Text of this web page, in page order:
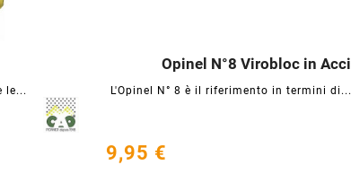
le...
Opinel N°8 Virobloc in
L'Opinel N° 8 è il riferimento in termini di...
  
9,95 €